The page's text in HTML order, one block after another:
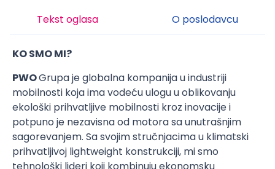
Tekst oglasa O poslodavcu
KO SMO MI?
PWOGrupa je globalna kompanija u industriji
mobilnosti koja ima vodeću ulogu u oblikovanju
ekološki prihvatljive mobilnosti kroz inovacije i
potpuno je nezavisna od motora sa unutrašnjim
sagorevanjem. Sa svojim stručnjacima u klimatski
prihvatljivoj lightweight konstrukciji, mi smo